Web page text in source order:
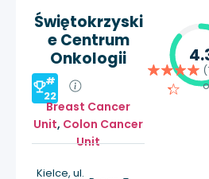
Świętokrzyski
e Centrum
Onkologii
#
22
Breast Cancer
Unit, Colon Cancer
Unit
Kielce, ul.